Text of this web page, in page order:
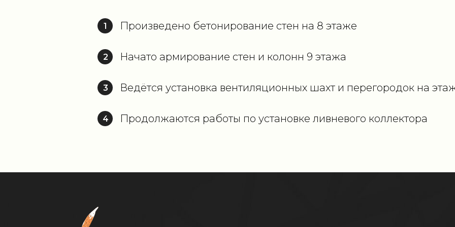
1 Произведено бетонирование стен на 8 этаже
2 Начато армирование стен и колонн 9 этажа
3 Ведётся установка вентиляционных шахт и перегородок на
4 Продолжаются работы по установке ливневого коллектора